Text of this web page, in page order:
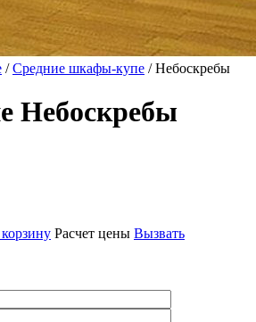
/Средние шкафы-купе / Небоскребы
Небоскребы
Расчет цены Вызвать